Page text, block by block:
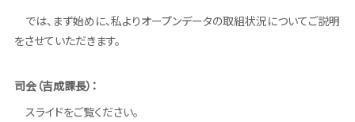
では、まず始めに、私よりオープンデータの取組状況についてご説明
をさせていただきます。
司会（吉成課長）：
スライドをご覧ください。